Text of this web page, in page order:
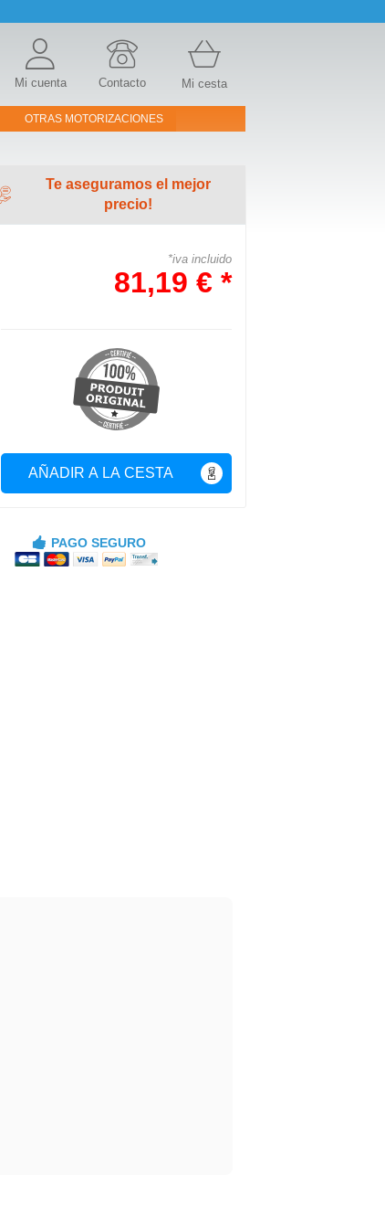
Mi cuenta Contacto Mi cesta
OTRAS MOTORIZACIONES
Te aseguramos el mejor
precio!
*iva incluido
81,19 € *
AÑADIR A LA CESTA
PAGO SEGURO